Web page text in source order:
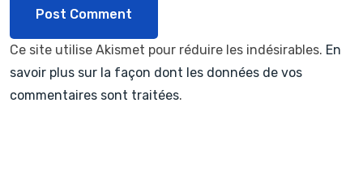
Ce site utilise Akismet pour réduire les indésirables. En
savoir plus sur la façon dont les données de vos
commentaires sont traitées.